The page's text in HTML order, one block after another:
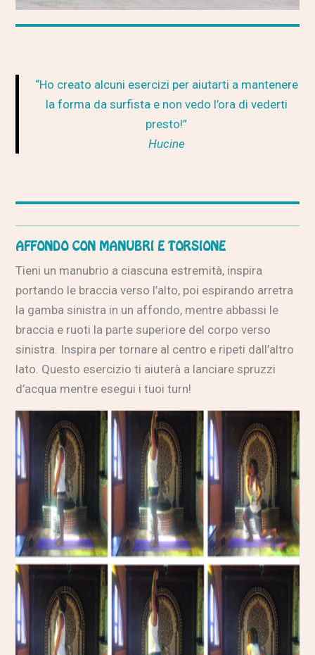
“Ho creato alcuni esercizi per aiutarti a mantenere
la forma da surfista e non vedo l’ora di vederti
presto!”
Hucine
AFFONDO CON MANUBRI E TORSIONE
Tieni un manubrio a ciascuna estremità, inspira
portando le braccia verso l’alto, poi espirando arretra
la gamba sinistra in un affondo, mentre abbassi le
braccia e ruoti la parte superiore del corpo verso
sinistra. Inspira per tornare al centro e ripeti dall’altro
lato. Questo esercizio ti aiuterà a lanciare spruzzi
d’acqua mentre esegui i tuoi turn!